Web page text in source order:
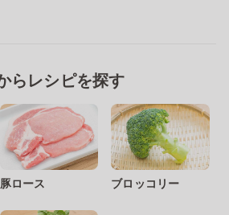
らレシピを探す
豚ロース ブロッコリー